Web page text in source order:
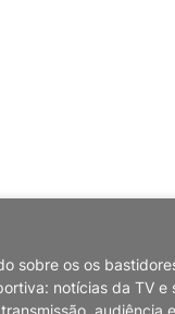
sobre os os
notícias da TV e